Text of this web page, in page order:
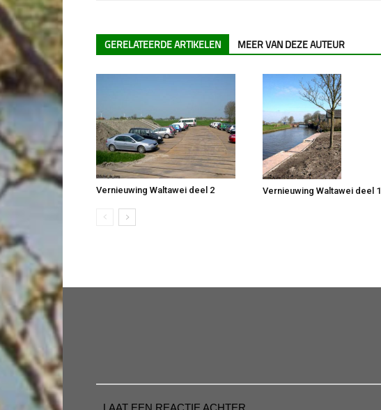
GERELATEERDE ARTIKELEN MEER VAN DEZE AUTEUR
Vernieuwing Waltawei deel 2 Vernieuwing Waltawei deel 1
LAAT EEN REACTIE ACHTER